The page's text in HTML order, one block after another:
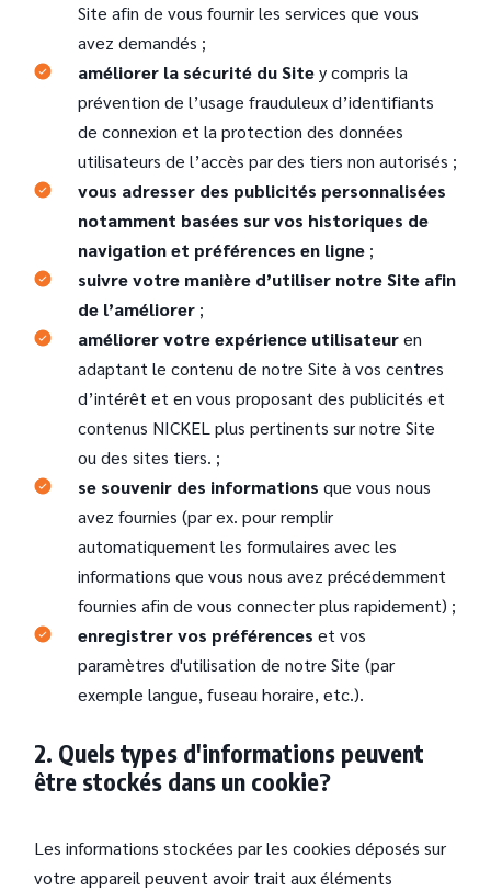
Site afin de vous fournir les services que vous
avez demandés ;
améliorer la sécurité du Sitey compris la
prévention de l’usage frauduleux d’identifiants
de connexion et la protection des données
utilisateurs de l’accès par des tiers non autorisés ;
vous adresser des publicités personnalisées
notamment basées sur vos historiques de
navigation et préférences en ligne ;
suivre votre manière d’utiliser notre Site afin
de l’améliorer ;
améliorer votre expérience utilisateuren
adaptant le contenu de notre Site à vos centres
d’intérêt et en vous proposant des publicités et
contenus NICKEL plus pertinents sur notre Site
ou des sites tiers. ;
se souvenir des informations que vous nous
avez fournies (par ex. pour remplir
automatiquement les formulaires avec les
informations que vous nous avez précédemment
fournies afin de vous connecter plus rapidement) ;
enregistrer vos préférences et vos
paramètres d'utilisation de notre Site (par
exemple langue, fuseau horaire, etc.).
2. Quels types d'informations peuvent
être stockés dans un cookie?
Les informations stockées par les cookies déposés sur
votre appareil peuvent avoir trait aux éléments